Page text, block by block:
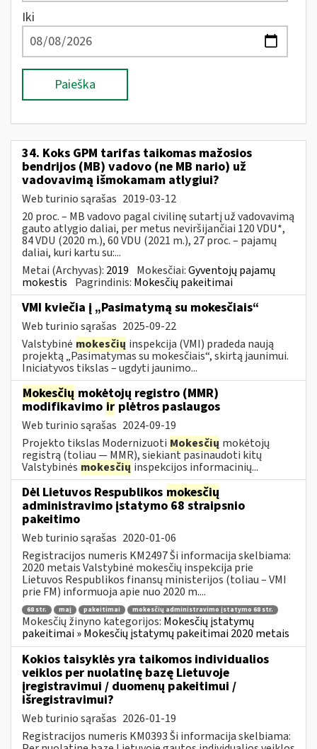
Iki
Paieška
34. Koks GPM tarifas taikomas mažosios
bendrijos (MB) vadovo (ne MB nario) už
vadovavimą išmokamam atlygiui?
Web turinio sąrašas 2019-03-12
20 proc. – MB vadovo pagal civilinę sutartį už vadovavimą
gauto atlygio daliai, per metus neviršijančiai 120 VDU*,
84 VDU (2020 m.), 60 VDU (2021 m.), 27 proc. – pajamų
daliai, kuri kartu su:...
Metai (Archyvas): 2019 Mokesčiai:Gyventojų pajamų
mokestis Pagrindinis: Mokesčių pakeitimai
VMI kviečia į „Pasimatymą su mokesčiais“
Web turinio sąrašas 2025-09-22
Valstybinė mokesčių inspekcija (VMI) pradeda naują
projektą „Pasimatymas su mokesčiais“, skirtą jaunimui.
Iniciatyvos tikslas – ugdyti jaunimo...
Mokesčių mokėtojų registro (MMR)
modifikavimo ir plėtros paslaugos
Web turinio sąrašas 2024-09-19
Projekto tikslas Modernizuoti Mokesčių mokėtojų
registrą (toliau — MMR), siekiant pasinaudoti kitų
Valstybinės mokesčių inspekcijos informacinių...
Dėl Lietuvos Respublikos mokesčių
administravimo įstatymo 68 straipsnio
pakeitimo
Web turinio sąrašas 2020-01-06
Registracijos numeris KM2497 Ši informacija skelbiama:
2020 metais Valstybinė mokesčių inspekcija prie
Lietuvos Respublikos finansų ministerijos (toliau – VMI
prie FM) informuoja apie nuo 2020 m....
68 str. maį pakeitimai mokesčių administravimo įstatymo 68 str.
Mokesčių žinyno kategorijos: Mokesčių įstatymų
pakeitimai » Mokesčių įstatymų pakeitimai 2020 metais
Kokios taisyklės yra taikomos individualios
veiklos per nuolatinę bazę Lietuvoje
įregistravimui / duomenų pakeitimui /
išregistravimui?
Web turinio sąrašas 2026-01-19
Registracijos numeris KM0393 Ši informacija skelbiama: